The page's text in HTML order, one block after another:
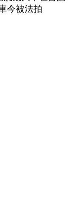
今被法拍